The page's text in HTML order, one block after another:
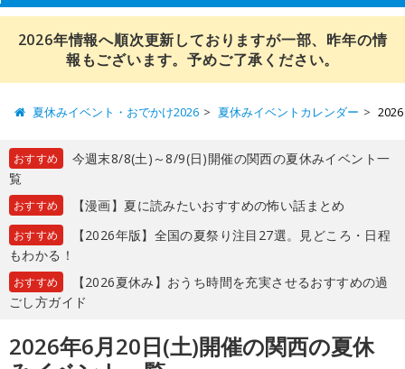
2026年情報へ順次更新しておりますが一部、昨年の情
報もございます。予めご了承ください。
夏休みイベント・おでかけ2026 夏休みイベントカレンダー
おすすめ
今週末8/8(土)～8/9(日)開催の関西の夏休みイベント一
覧
おすすめ 【漫画】夏に読みたいおすすめの怖い話まとめ
おすすめ
【2026年版】全国の夏祭り注目27選。見どころ・日程
もわかる！
おすすめ
【2026夏休み】おうち時間を充実させるおすすめの過
ごし方ガイド
2026年6月20日(土)開催の関西の夏休